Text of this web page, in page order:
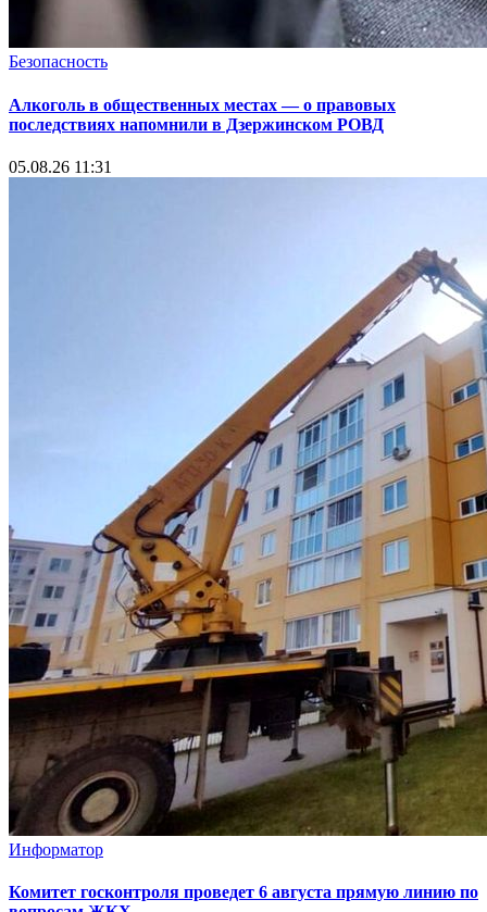
Безопасность
Алкоголь в общественных местах — о правовых
последствиях напомнили в Дзержинском РОВД
05.08.26 11:31
Информатор
Комитет госконтроля проведет 6 августа прямую линию по